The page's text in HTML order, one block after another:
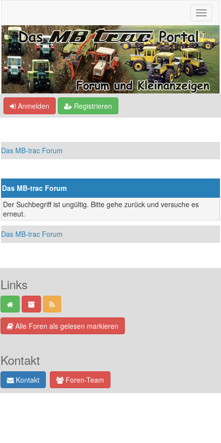
Anmelden Registrieren
Das MB-trac Forum
Das MB-trac Forum
Der Suchbegriff ist ungültig. Bitte gehe zurück und versuche es
erneut.
Das MB-trac Forum
Links
Alle Foren als gelesen markieren
Kontakt
Kontakt Foren-Team